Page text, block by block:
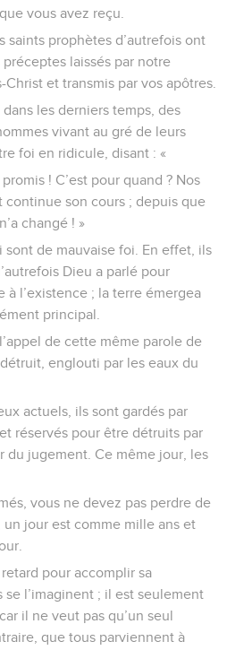
vous avez reçu.
saints prophètes d’autrefois ont
laissés par notre
et transmis par vos apôtres.
les derniers temps, des
vivant au gré de leurs
foi en ridicule, disant : «
! C’est pour quand ? Nos
continue son cours ; depuis que
changé ! »
sont de mauvaise foi. En effet, ils
Dieu a parlé pour
à l’existence ; la terre émergea
principal.
de cette même parole de
englouti par les eaux du
actuels, ils sont gardés par
réservés pour être détruits par
du jugement. Ce même jour, les
vous ne devez pas perdre de
jour est comme mille ans et
pour accomplir sa
se l’imaginent ; il est seulement
il ne veut pas qu’un seul
que tous parviennent à